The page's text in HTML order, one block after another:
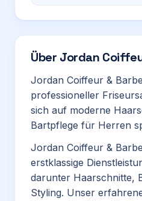
Über Jordan
Jordan Coiffeur &
professioneller
sich auf moderne
Bartpflege für Herren
Jordan Coiffeur &
erstklassige
darunter Haarschnitte,
Styling. Unser